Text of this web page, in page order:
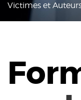
Victimes et